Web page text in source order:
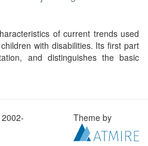
of current trends used
with disabilities. Its first part
and distinguishes the basic
Theme by